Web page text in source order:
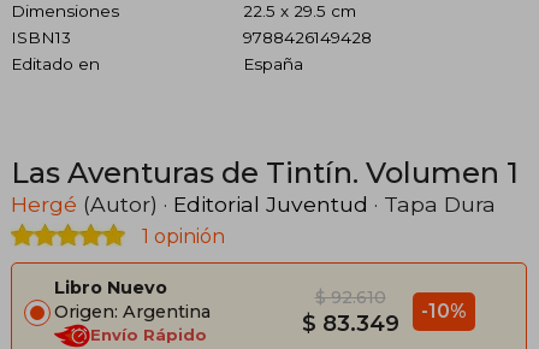
Dimensiones
22.5 x 29.5 cm
ISBN13
9788426149428
Editado en
España
Las Aventuras de Tintín. Volumen 1
Hergé (Autor) · Editorial Juventud · Tapa Dura
1 opinión
Libro Nuevo
Origen: Argentina
Envío Rápido
$ 92.610
$ 83.349 -10%